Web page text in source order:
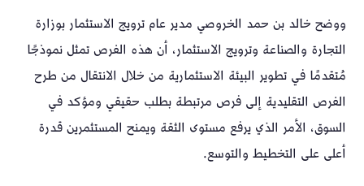
ووضح خالد بن حمد الخروصي مدير عام ترويج الاستثمار بوزارة
التجارة والصناعة وترويج الاستثمار، أن هذه الفرص تمثل نموذجًا
مُتقدمًا في تطوير البيئة الاستثمارية من خلال الانتقال من طرح
الفرص التقليدية إلى فرص مرتبطة بطلب حقيقي ومؤكد في
السوق، الأمر الذي يرفع مستوى الثقة ويمنح المستثمرين قدرة
أعلى على التخطيط والتوسع.